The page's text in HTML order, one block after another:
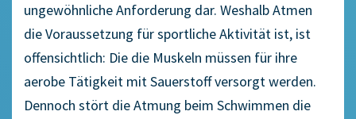
ungewöhnliche Anforderung dar. Weshalb Atmen
die Voraussetzung für sportliche Aktivität ist, ist
offensichtlich: Die die Muskeln müssen für ihre
aerobe Tätigkeit mit Sauerstoff versorgt werden.
Dennoch stört die Atmung beim Schwimmen die